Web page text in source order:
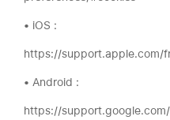
• iOS :
https://support.apple.com/
• Android :
https://